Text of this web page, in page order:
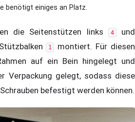
benötigt einiges an Platz.
die Seitenstützen links 4 und
1
montiert. Für diesen
auf ein Bein hingelegt und
Verpackung gelegt, sodass diese
befestigt werden können.